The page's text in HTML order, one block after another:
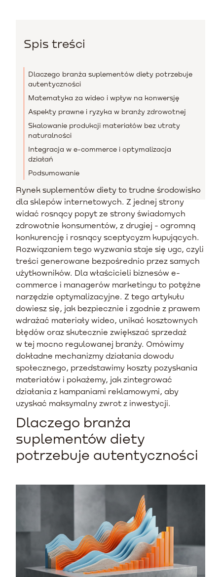
Spis treści
Dlaczego branża suplementów diety potrzebuje
autentyczności
Matematyka za wideo i wpływ na konwersję
Aspekty prawne i ryzyka w branży zdrowotnej
Skalowanie produkcji materiałów bez utraty
naturalności
Integracja w e-commerce i optymalizacja
działań
Podsumowanie
Rynek suplementów diety to trudne środowisko
dla sklepów internetowych. Z jednej strony
widać rosnący popyt ze strony świadomych
zdrowotnie konsumentów, z drugiej - ogromną
konkurencję i rosnący sceptycyzm kupujących.
Rozwiązaniem tego wyzwania staje się ugc, czyli
treści generowane bezpośrednio przez samych
użytkowników. Dla właścicieli biznesów e-
commerce i managerów marketingu to potężne
narzędzie optymalizacyjne. Z tego artykułu
dowiesz się, jak bezpiecznie i zgodnie z prawem
wdrażać materiały wideo, unikać kosztownych
błędów oraz skutecznie zwiększać sprzedaż
w tej mocno regulowanej branży. Omówimy
dokładne mechanizmy działania dowodu
społecznego, przedstawimy koszty pozyskania
materiałów i pokażemy, jak zintegrować
działania z kampaniami reklamowymi, aby
uzyskać maksymalny zwrot z inwestycji.
Dlaczego branża
suplementów diety
potrzebuje autentyczności